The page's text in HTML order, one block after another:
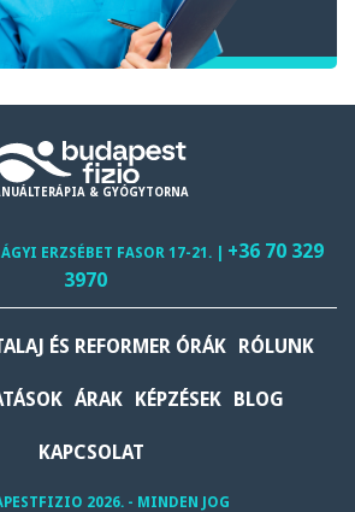
& GYÓGYTORNA
ERZSÉBET FASOR 17-21. |
+36 70 329
3970
ÉS REFORMER ÓRÁK RÓLUNK
ÁRAK KÉPZÉSEK BLOG
KAPCSOLAT
2026. - MINDEN JOG